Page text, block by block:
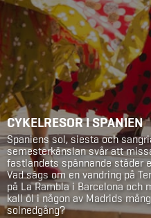
CYKELRESOR I SPANIEN
Spaniens sol, siesta och
semesterkänslan svår att
fastlandets spännande städer
Vad sägs om en vandring på
på La Rambla i Barcelona och
kall öl i någon av Madrids
solnedgång?